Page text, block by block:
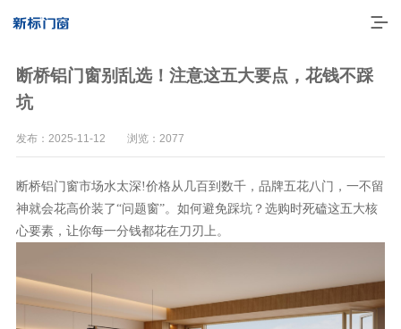
走进新标
高端门窗
断桥铝门窗别乱选！注意这五大要点，花钱不踩
坑
发布：2025-11-12 浏览：2077
断桥铝门窗市场水太深!价格从几百到数千，品牌五花八门，一不留
神就会花高价装了“问题窗”。如何避免踩坑？选购时死磕这五大核
心要素，让你每一分钱都花在刀刃上。